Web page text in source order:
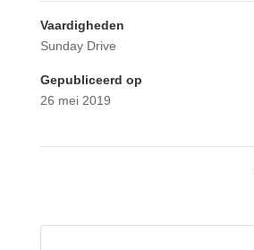
Vaardigheden
Sunday Drive
Gepubliceerd op
26 mei 2019